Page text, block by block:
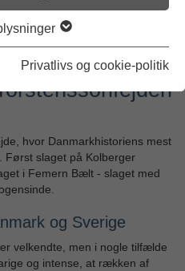
Privatlivs og cookie-politik
Delmenhorst, der deltog i alle tre søslag
brand. Fotoet viser en såkaldt 'drue', der
hvor Danmarkhistoriens mest
slaget på Kolberger
i Femern Bælt - slaget med
og Sverige
velkendte, men i nogle tilfælde
og intense, at rækken af